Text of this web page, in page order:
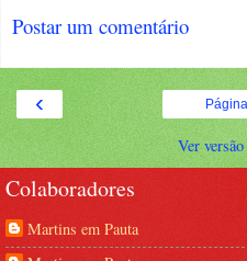
Postar um comentário
‹
Ver
Colaboradores
Martins em Pauta